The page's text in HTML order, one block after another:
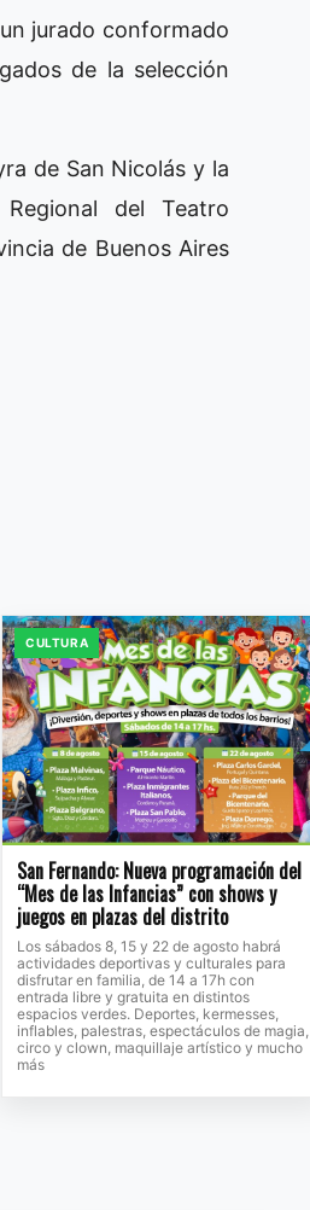
jurado conformado
de la selección
de San Nicolás y la
del Teatro
de Buenos Aires
CULTURA
San Fernando: Nueva programación del
“Mes de las Infancias” con shows y
juegos en plazas del distrito
Los sábados 8, 15 y 22 de agosto habrá
actividades deportivas y culturales para
disfrutar en familia, de 14 a 17h con
entrada libre y gratuita en distintos
espacios verdes. Deportes, kermesses,
inflables, palestras, espectáculos de magia,
circo y clown, maquillaje artístico y mucho
más